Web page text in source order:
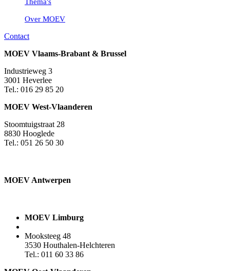
Over MOEV
Contact
MOEV Vlaams-Brabant & Brussel
Industrieweg 3
3001 Heverlee
Tel.: 016 29 85 20
MOEV West-Vlaanderen
Stoomtuigstraat 28
8830 Hooglede
Tel.: 051 26 50 30
MOEV Antwerpen​
MOEV Limburg
Mooksteeg 48
3530 Houthalen-Helchteren
Tel.: 011 60 33 86